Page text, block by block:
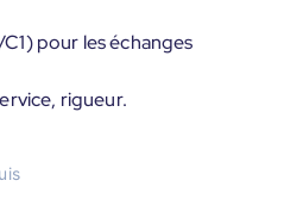
pour les échanges
rigueur.